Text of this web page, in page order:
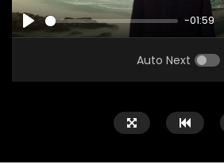
PLAY
-01:59
Auto Next